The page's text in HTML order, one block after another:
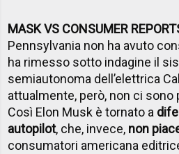
MASK VS CONSUMER
Pennsylvania non ha avuto
ha rimesso sotto indagine il
semiautonoma dell’elettrica
attualmente, però, non ci
Così Elon Musk è tornato a
autopilot, che, invece, non
consumatori americana